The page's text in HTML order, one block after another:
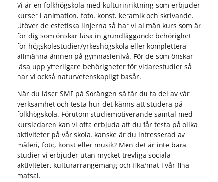
Vi är en folkhögskola med kulturinriktning som erbjuder
kurser i animation, foto, konst, keramik och skrivande.
Utöver de estetiska linjerna så har vi allmän kurs som är
för dig som önskar läsa in grundläggande behörighet
för högskolestudier/yrkeshögskola eller komplettera
allmänna ämnen på gymnasienivå. För de som önskar
läsa upp ytterligare behörigheter för vidarestudier så
har vi också naturvetenskapligt basår.
När du läser SMF på Sörängen så får du ta del av vår
verksamhet och testa hur det känns att studera på
folkhögskola. Förutom studiemotiverande samtal med
kursledaren kan vi ofta erbjuda att du får testa på olika
aktiviteter på vår skola, kanske är du intresserad av
måleri, foto, konst eller musik? Men det är inte bara
studier vi erbjuder utan mycket trevliga sociala
aktiviteter, kulturarrangemang och fika/mat i vår fina
matsal.